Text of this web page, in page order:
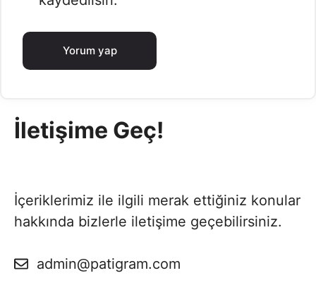
İletişime Geç!
İçeriklerimiz ile ilgili merak ettiğiniz konular
hakkında bizlerle iletişime geçebilirsiniz.
admin@patigram.com